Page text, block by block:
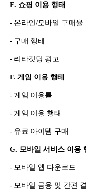
E. 쇼핑 이용 행태
- 온라인/모바일 구매율
- 구매 행태
- 리타깃팅 광고
F. 게임 이용 행태
- 게임 이용률
- 게임 이용 행태
- 유료 아이템 구매
G. 모바일 서비스 이용
- 모바일 앱 다운로드
- 모바일 금융 및 간편